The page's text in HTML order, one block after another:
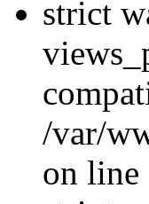
strict
/var/
on line